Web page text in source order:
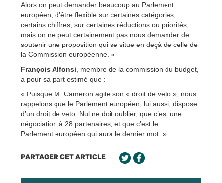
Alors on peut demander beaucoup au Parlement
européen, d’être flexible sur certaines catégories,
certains chiffres, sur certaines réductions ou priorités,
mais on ne peut certainement pas nous demander de
soutenir une proposition qui se situe en deçà de celle de
la Commission européenne. »
François Alfonsi , membre de la commission du budget,
a pour sa part estimé que :
« Puisque M. Cameron agite son « droit de veto », nous
rappelons que le Parlement européen, lui aussi, dispose
d’un droit de veto. Nul ne doit oublier, que c’est une
négociation à 28 partenaires, et que c’est le
Parlement européen qui aura le dernier mot. »
PARTAGER CET ARTICLE